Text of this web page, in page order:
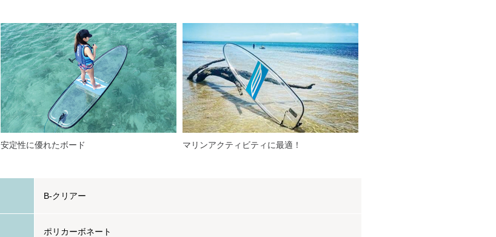
安定性に優れたボード マリンアクティビティに最適！
B-クリアー
ポリカーボネート